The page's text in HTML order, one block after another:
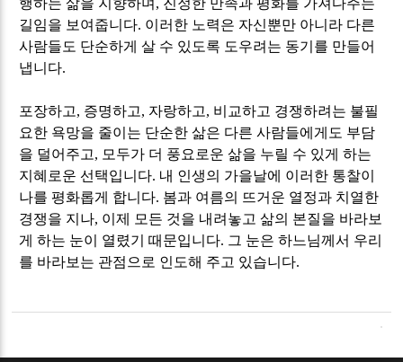
길임을 보여줍니다. 이러한 노력은 자신뿐만 아니라 다른
사람들도 단순하게 살 수 있도록 도우려는 동기를 만들어
냅니다.
포장하고, 증명하고, 자랑하고, 비교하고 경쟁하려는 불필
요한 욕망을 줄이는 단순한 삶은 다른 사람들에게도 부담
을 덜어주고, 모두가 더 풍요로운 삶을 누릴 수 있게 하는
지혜로운 선택입니다. 내 인생의 가을날에 이러한 통찰이
나를 평화롭게 합니다. 봄과 여름의 뜨거운 열정과 치열한
경쟁을 지나, 이제 모든 것을 내려놓고삶의 본질을 바라보
게 하는 눈이 열렸기 때문입니다. 그 눈은 하느님께서 우리
를 바라보는 관점으로 인도해 주고 있습니다.